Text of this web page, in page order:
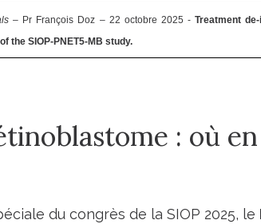
– Pr François Doz – 22 octobre 2025 - Treatment
the SIOP-PNET5-MB study.
: où
du congrès de la SIOP 2025, le